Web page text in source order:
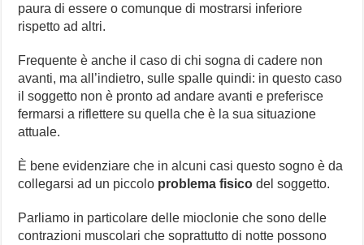
paura di essere o comunque di mostrarsi inferiore
rispetto ad altri.
Frequente è anche il caso di chi sogna di cadere non
avanti, ma all’indietro, sulle spalle quindi: in questo caso
il soggetto non è pronto ad andare avanti e preferisce
fermarsi a riflettere su quella che è la sua situazione
attuale.
È bene evidenziare che in alcuni casi questo sogno è da
collegarsi ad un piccolo problema fisico del soggetto.
Parliamo in particolare delle mioclonie che sono delle
contrazioni muscolari che soprattutto di notte possono